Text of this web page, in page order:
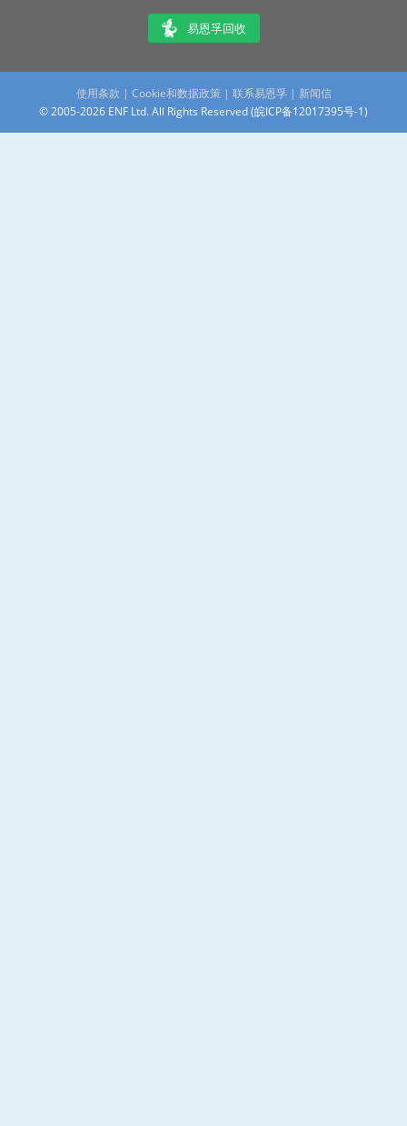
易恩孚回收
使用条款 | Cookie和数据政策| 联系易恩孚 | 新闻信
© 2005-2026 ENF Ltd. All Rights Reserved (皖ICP备12017395号-1)